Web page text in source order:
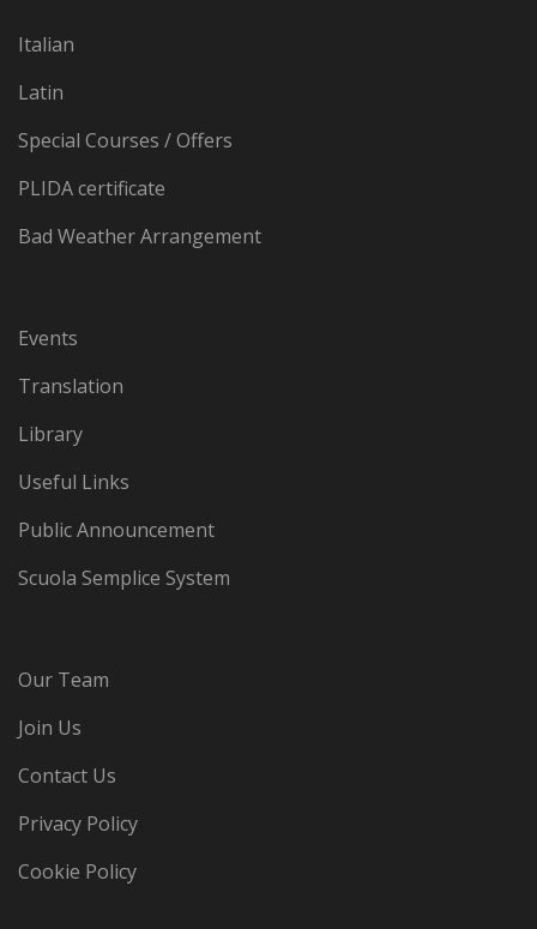
Italian
Latin
Special Courses / Offers
PLIDA certificate
Bad Weather Arrangement
Events
Translation
Library
Useful Links
Public Announcement
Scuola Semplice System
Our Team
Join Us
Contact Us
Privacy Policy
Cookie Policy